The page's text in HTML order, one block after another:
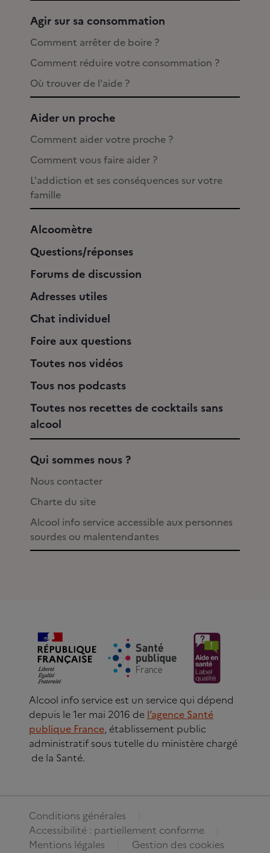
Agir sur sa consommation
Comment arrêter de boire ?
Comment réduire votre consommation ?
Où trouver de l'aide ?
Aider un proche
Comment aider votre proche ?
Comment vous faire aider ?
L'addiction et ses conséquences sur votre
famille
Alcoomètre
Questions/réponses
Forums de discussion
Adresses utiles
Chat individuel
Foire aux questions
Toutes nos vidéos
Tous nos podcasts
Toutes nos recettes de cocktails sans
alcool
Qui sommes nous ?
Nous contacter
Charte du site
Alcool info service accessible aux personnes
sourdes ou malentendantes
Alcool info service est un service qui dépend
depuis le 1er mai 2016 de l’agence Santé
publique France, établissement public
administratif sous tutelle du ministère chargé
de la Santé.
Conditions générales
Accessibilité : partiellement conforme
Mentions légales
Gestion des cookies